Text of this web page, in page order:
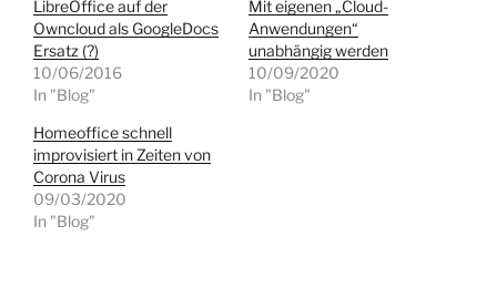
LibreOffice auf der
Owncloud als GoogleDocs
Ersatz (?)
10/06/2016
In "Blog"
Mit eigenen „Cloud-
Anwendungen“
unabhängig werden
10/09/2020
In "Blog"
Homeoffice schnell
improvisiert in Zeiten von
Corona Virus
09/03/2020
In "Blog"